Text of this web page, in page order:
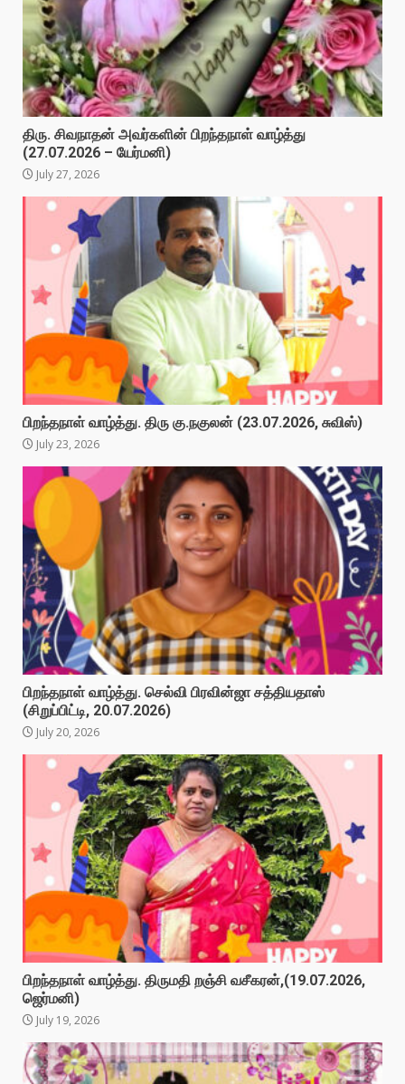
திரு. சிவநாதன் அவர்களின் பிறந்தநாள் வாழ்த்து
(27.07.2026 – யேர்மனி)
July 27, 2026
பிறந்தநாள் வாழ்த்து. திரு கு.நகுலன் (23.07.2026, சுவிஸ்)
July 23, 2026
பிறந்தநாள் வாழ்த்து. செல்வி பிரவின்ஜா சத்தியதாஸ்
(சிறுப்பிட்டி, 20.07.2026)
July 20, 2026
பிறந்தநாள் வாழ்த்து. திருமதி றஞ்சி வசீகரன்,(19.07.2026,
ஜெர்மனி)
July 19, 2026